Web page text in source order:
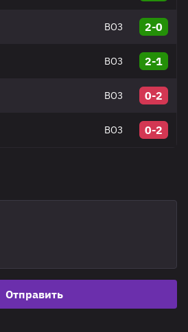
BO3 2-0
BO3 2-1
BO3 0-2
BO3 0-2
Отправить